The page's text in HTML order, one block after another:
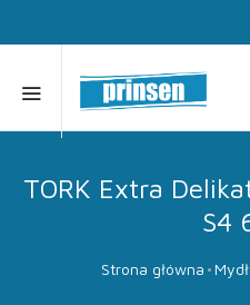
TORK Extra
S4
Strona główna